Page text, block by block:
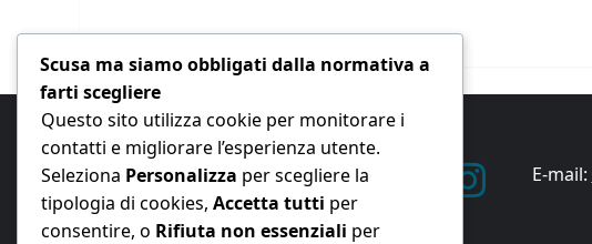
E-mail:
Scusa ma siamo obbligati dalla normativa a
farti scegliere
Questo sito utilizza cookie per monitorare i
contatti e migliorare l’esperienza utente.
Seleziona Personalizza per scegliere la
tipologia di cookies, Accetta tutti per
consentire, o Rifiuta non essenziali per